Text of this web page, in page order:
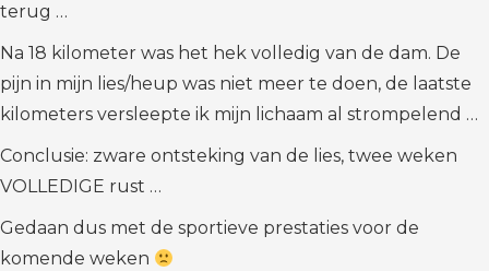
terug …
Na 18 kilometer was het hek volledig van de dam. De
pijn in mijn lies/heup was niet meer te doen, de laatste
kilometers versleepte ik mijn lichaam al strompelend …
Conclusie: zware ontsteking van de lies, twee weken
VOLLEDIGE rust …
Gedaan dus met de sportieve prestaties voor de
komende weken